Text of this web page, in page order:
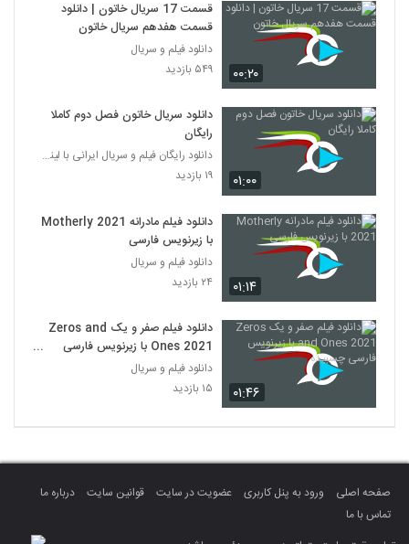
۰۰:۲۰
قسمت 17 سریال خاتون | دانلود
قسمت هفدهم سریال خاتون
دانلود فیلم و سریال
۵۴۹ بازدید
۰۱:۰۰
دانلود سریال خاتون فصل دوم کاملا
رایگان
دانلود رایگان فیلم و سریال ایرانی با لینک مستقیم
۱۹ بازدید
۰۱:۱۴
دانلود فیلم مادرانه Motherly 2021
با زیرنویس فارسی
دانلود فیلم و سریال
۲۴ بازدید
۰۱:۴۶
دانلود فیلم صفر و یک Zeros and
Ones 2021 با زیرنویس فارسی
چسبیده
دانلود فیلم و سریال
۱۵ بازدید
صفحه اصلی ورود به پنل کاربری عضویت در سایت قوانین سایت
درباره ما
تماس با ما